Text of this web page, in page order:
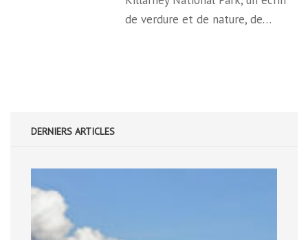
de verdure et de nature, de…
DERNIERS ARTICLES